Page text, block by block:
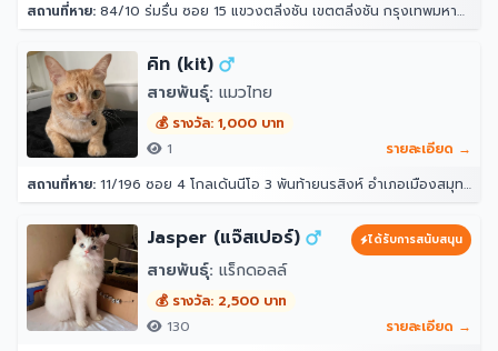
สถานที่หาย: 84/10 ร่มรื่น ซอย 15 แขวงตลิ่งชัน เขตตลิ่งชัน กรุงเทพมหานคร 10170
คิท (kit)
สายพันธุ์: แมวไทย
💰 รางวัล: 1,000 บาท
1
รายละเอียด →
สถานที่หาย: 11/196 ซอย 4 โกลเด้นนีโอ 3 พันท้ายนรสิงห์ อำเภอเมืองสมุทรสาคร สมุทรสาคร 74000
Jasper (แจ๊สเปอร์) ได้รับการสนับสนุน
สายพันธุ์: แร็กดอลล์
💰 รางวัล: 2,500 บาท
130
รายละเอียด →